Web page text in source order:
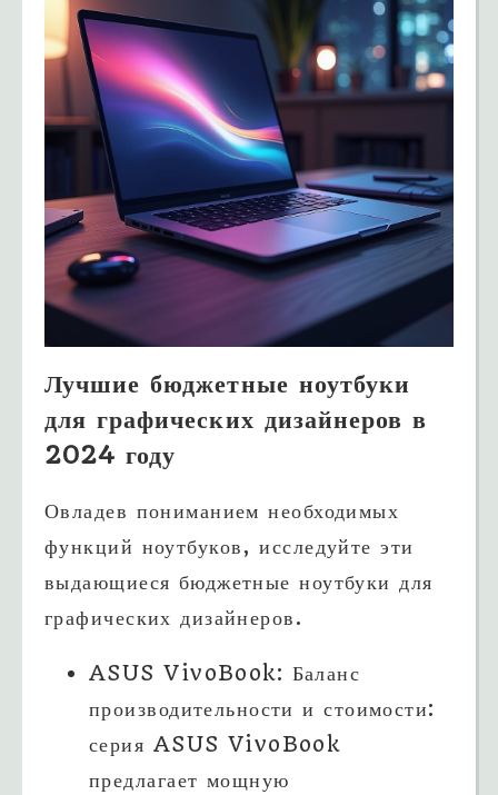
Лучшие бюджетные ноутбуки
для графических дизайнеров в
2024 году
Овладев пониманием необходимых
функций ноутбуков, исследуйте эти
выдающиеся бюджетные ноутбуки для
графических дизайнеров.
ASUS VivoBook: Баланс
производительности и стоимости:
серия ASUS VivoBook
предлагает мощную